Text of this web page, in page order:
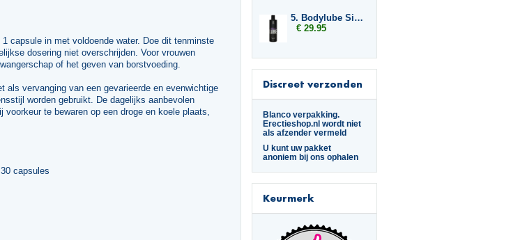
1 capsule in met voldoende water. Doe dit tenminste
dosering niet overschrijden. Voor vrouwen
of het geven van borstvoeding.
als vervanging van een gevarieerde en evenwichtige
worden gebruikt. De dagelijks aanbevolen
voorkeur te bewaren op een droge en koele plaats,
capsules
5. Bodylube Silicone Based 500ml
€ 29.95
Discreet verzonden
Blanco verpakking.
Erectieshop.nl wordt niet
als afzender vermeld
U kunt uw pakket
anoniem bij ons ophalen
Keurmerk